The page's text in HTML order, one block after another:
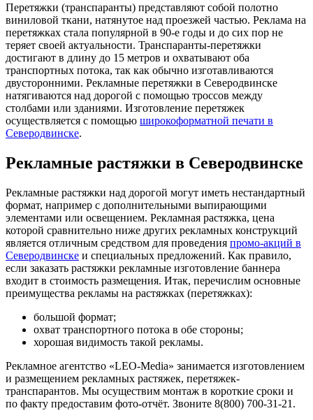
Перетяжки (транспаранты) представляют собой полотно
виниловой ткани, натянутое над проезжей частью. Реклама на
перетяжках стала популярной в 90-е годы и до сих пор не
теряет своей актуальности. Транспаранты-перетяжки
достигают в длину до 15 метров и охватывают оба
транспортных потока, так как обычно изготавливаются
двусторонними. Рекламные перетяжки в Северодвинске
натягиваются над дорогой с помощью троссов между
столбами или зданиями. Изготовление перетяжек
осуществляется с помощью широкоформатной печати в
Северодвинске.
Рекламные растяжки в Северодвинске
Рекламные растяжки над дорогой могут иметь нестандартный
формат, например с дополнительными выпирающими
элементами или освещением. Рекламная растяжка, цена
которой сравнительно ниже других рекламных конструкций
является отличным средством для проведения промо-акций в
Северодвинске и специальных предложений. Как правило,
если заказать растяжки рекламные изготовление баннера
входит в стоимость размещения. Итак, перечислим основные
преимущества рекламы на растяжках (перетяжках):
большой формат;
охват транспортного потока в обе стороны;
хорошая видимость такой рекламы.
Рекламное агентство «LEO-Media» занимается изготовлением
и размещением рекламных растяжек, перетяжек-
транспарантов. Мы осуществим монтаж в короткие сроки и
по факту предоставим фото-отчёт. Звоните 8(800) 700-31-21.